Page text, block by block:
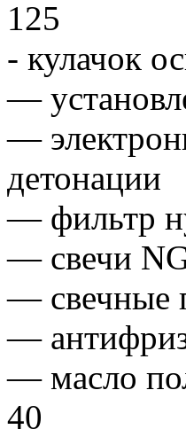
125
- кулачок
—
—
детонации
— фильтр
— свечи
— свечные
—
— масло
40